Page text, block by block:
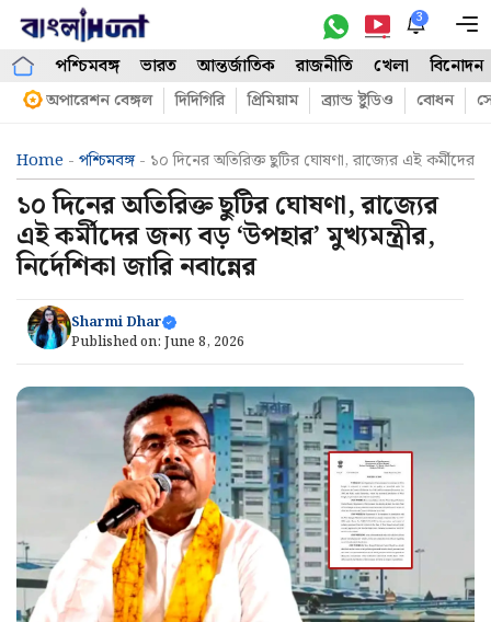
Skip
content
3
পশ্চিমবঙ্গ ভারত আন্তর্জাতিক রাজনীতি খেলা বিনোদন
অপারেশন বেঙ্গল দিদিগিরি প্রিমিয়াম ব্র্যান্ড ষ্টুডিও বোধন
Home - পশ্চিমবঙ্গ- ১০ দিনের অতিরিক্ত ছুটির ঘোষণা, রাজ্যের এই কর্মীদের
১০ দিনের অতিরিক্ত ছুটির ঘোষণা, রাজ্যের
এই কর্মীদের জন্য বড় ‘উপহার’ মুখ্যমন্ত্রীর,
নির্দেশিকা জারি নবান্নের
Sharmi Dhar
Published on: June 8, 2026